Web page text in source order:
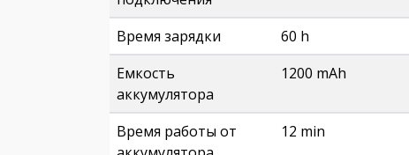
Время зарядки
60 h
Емкость
аккумулятора
1200 mAh
Время работы от
12 min